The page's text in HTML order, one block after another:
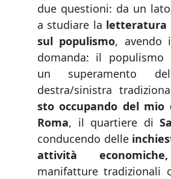
due questioni: da un
a studiare la letteratura
sul populismo, avendo
domanda: il populismo
un superamento
destra/sinistra
sto occupando del mio
Roma, il quartiere di
conducendo delle
attività
manifatture tradizionali